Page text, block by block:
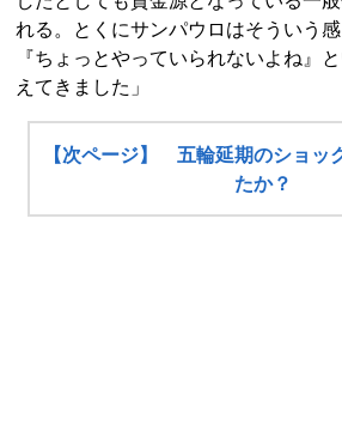
れる。とくにサンパウロはそういう
『ちょっとやっていられないよね』
えてきました」
【次ページ】 五輪延期のショッ
たか？